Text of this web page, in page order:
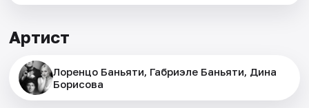
Артист
Лоренцо Баньяти, Габриэле Баньяти, Дина
Борисова